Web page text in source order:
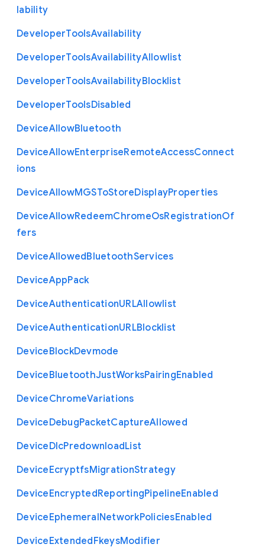
lability
DeveloperToolsAvailability
DeveloperToolsAvailabilityAllowlist
DeveloperToolsAvailabilityBlocklist
DeveloperToolsDisabled
DeviceAllowBluetooth
DeviceAllowEnterpriseRemoteAccessConnect
ions
DeviceAllowMGSToStoreDisplayProperties
DeviceAllowRedeemChromeOsRegistrationOf
fers
DeviceAllowedBluetoothServices
DeviceAppPack
DeviceAuthenticationURLAllowlist
DeviceAuthenticationURLBlocklist
DeviceBlockDevmode
DeviceBluetoothJustWorksPairingEnabled
DeviceChromeVariations
DeviceDebugPacketCaptureAllowed
DeviceDlcPredownloadList
DeviceEcryptfsMigrationStrategy
DeviceEncryptedReportingPipelineEnabled
DeviceEphemeralNetworkPoliciesEnabled
DeviceExtendedFkeysModifier